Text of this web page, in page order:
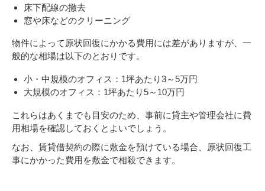
床下配線の撤去
窓や床などのクリーニング
物件によって原状回復にかかる費用には差がありますが、一
般的な相場は以下のとおりです。
小・中規模のオフィス：1坪あたり3～5万円
大規模のオフィス：1坪あたり5～10万円
これらはあくまでも目安のため、事前に貸主や管理会社に費
用相場を確認しておくとよいでしょう。
なお、賃貸借契約の際に敷金を預けている場合、原状回復工
事にかかった費用を敷金で相殺できます。